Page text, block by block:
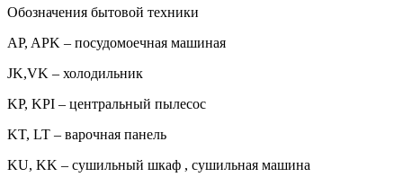
Обозначения бытовой техники
AP, APK – посудомоечная машиная
JK,VK – холодильник
KP, KPI – центральный пылесос
KT, LT – варочная панель
KU, KK – сушильный шкаф , сушильная машина